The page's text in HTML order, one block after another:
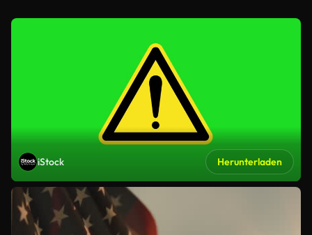
iStock Herunterladen